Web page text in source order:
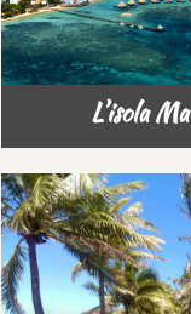
L’isola